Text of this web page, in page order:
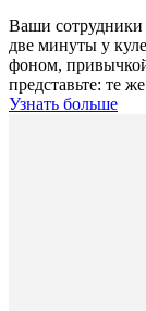
Ваши
две минуты у
фоном,
представьте: те
Узнать больше